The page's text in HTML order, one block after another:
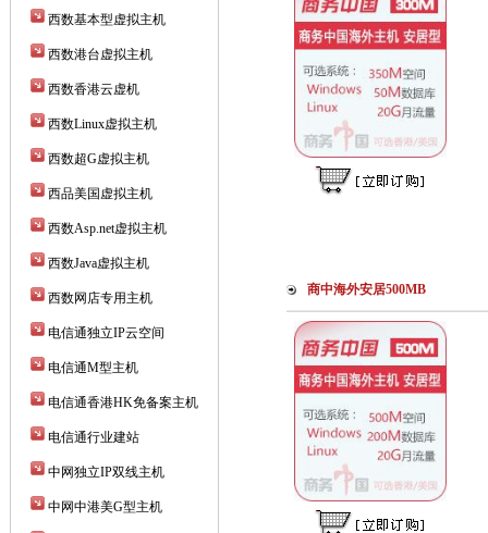
西数基本型虚拟主机
西数港台虚拟主机
西数香港云虚机
西数Linux虚拟主机
西数超G虚拟主机
西品美国虚拟主机
西数Asp.net虚拟主机
西数Java虚拟主机
西数网店专用主机
电信通独立IP云空间
电信通M型主机
电信通香港HK免备案主机
电信通行业建站
中网独立IP双线主机
中网中港美G型主机
商中海外安居500MB